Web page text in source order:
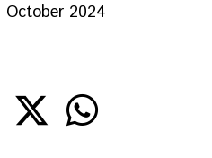
October 2024